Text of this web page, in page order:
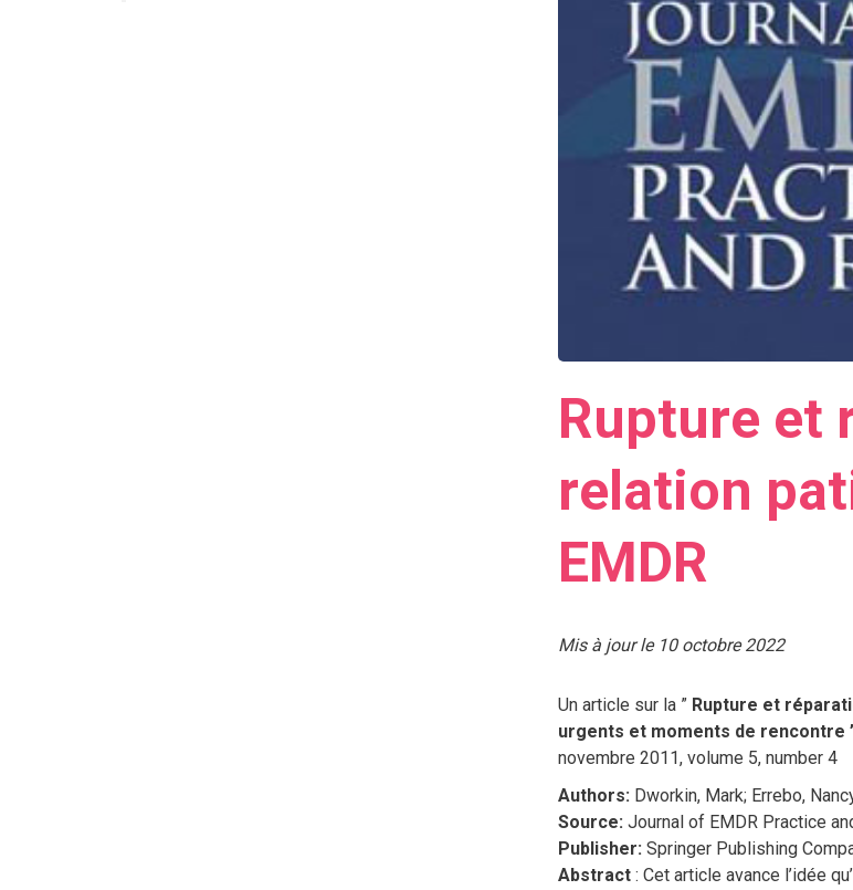
Rupture et
relation
EMDR
Mis à jour le 10 octobre 2022
Un article sur la ” Rupture et
urgents et moments de rencontre
novembre 2011, volume 5, number 4
Authors: Dworkin, Mark; Errebo,
Source: Journal of EMDR Practice
Publisher: Springer Publishing
Abstract: Cet article avance l’idée